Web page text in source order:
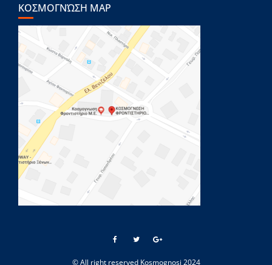
ΚΟΣΜΟΓΝΏΣΗ MAP
© All right reserved Kosmognosi 2024